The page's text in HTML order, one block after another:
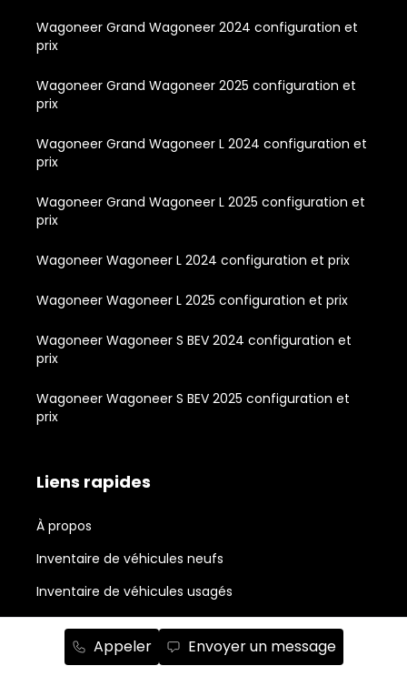
Appeler Envoyer un message
Wagoneer Grand Wagoneer 2024 configuration et
prix
Wagoneer Grand Wagoneer 2025 configuration et
prix
Wagoneer Grand Wagoneer L 2024 configuration et
prix
Wagoneer Grand Wagoneer L 2025 configuration et
prix
Wagoneer Wagoneer L 2024 configuration et prix
Wagoneer Wagoneer L 2025 configuration et prix
Wagoneer Wagoneer S BEV 2024 configuration et
prix
Wagoneer Wagoneer S BEV 2025 configuration et
prix
Liens rapides
À propos
Inventaire de véhicules neufs
Inventaire de véhicules usagés
Outils d'achat
Propriétaires